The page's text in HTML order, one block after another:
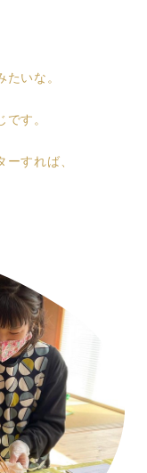
いな。
す。
すれば、